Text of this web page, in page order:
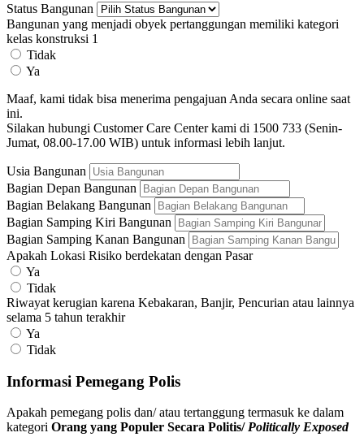
Status Bangunan
Bangunan yang menjadi obyek pertanggungan memiliki kategori
kelas konstruksi 1
Tidak
Ya
Maaf, kami tidak bisa menerima pengajuan Anda secara online saat
ini.
Silakan hubungi Customer Care Center kami di 1500 733 (Senin-
Jumat, 08.00-17.00 WIB) untuk informasi lebih lanjut.
Usia Bangunan
Bagian Depan Bangunan
Bagian Belakang Bangunan
Bagian Samping Kiri Bangunan
Bagian Samping Kanan Bangunan
Apakah Lokasi Risiko berdekatan dengan Pasar
Ya
Tidak
Riwayat kerugian karena Kebakaran, Banjir, Pencurian atau lainnya
selama 5 tahun terakhir
Ya
Tidak
Informasi Pemegang Polis
Apakah pemegang polis dan/ atau tertanggung termasuk ke dalam
kategori Orang yang Populer Secara Politis/ Politically Exposed